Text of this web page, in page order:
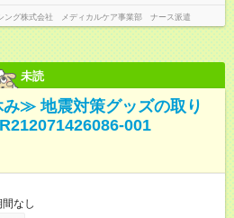
ング株式会社 メディカルケア事業部 ナース派遣
未読
≫ 地震対策グッズの取り
001
間なし